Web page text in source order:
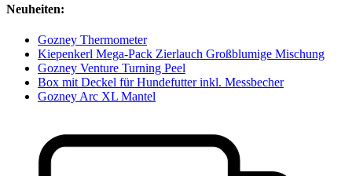
Neuheiten:
Gozney Thermometer
Kiepenkerl Mega-Pack Zierlauch Großblumige Mischung
Gozney Venture Turning Peel
Box mit Deckel für Hundefutter inkl. Messbecher
Gozney Arc XL Mantel